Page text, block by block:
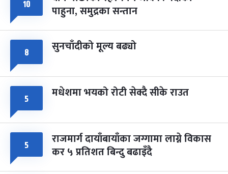
८
सोम
फागुपूर्णिमा
चैत्र ८, २०८३-Mar 22, 2027
७ महिना बाँकी
१० पाहुना, समुद्रका सन्तान
८ सुनचाँदीको मूल्य बढ्यो
५ मधेशमा भयको रोटी सेक्दै सीके राउत
५ राजमार्ग दायाँबायाँका जग्गामा लाग्ने विकास
कर ५ प्रतिशत बिन्दु बढाइँदै